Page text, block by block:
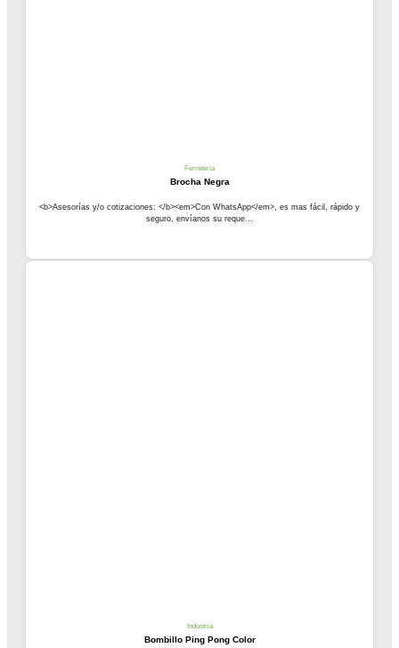
Ferretería
Brocha Negra
<b>Asesorías y/o cotizaciones: </b><em>Con WhatsApp</em>, es mas fácil, rápido y
seguro, envíanos su reque...
Industria
Bombillo Ping Pong Color